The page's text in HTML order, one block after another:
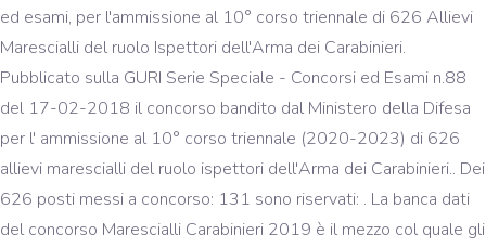
ed esami, per l'ammissione al 10° corso triennale di 626 Allievi
Marescialli del ruolo Ispettori dell'Arma dei Carabinieri.
Pubblicato sulla GURI Serie Speciale - Concorsi ed Esami n.88
del 17-02-2018 il concorso bandito dal Ministero della Difesa
per l' ammissione al 10° corso triennale (2020-2023) di 626
allievi marescialli del ruolo ispettori dell'Arma dei Carabinieri.. Dei
626 posti messi a concorso: 131 sono riservati: . La banca dati
del concorso Marescialli Carabinieri 2019 è il mezzo col quale gli